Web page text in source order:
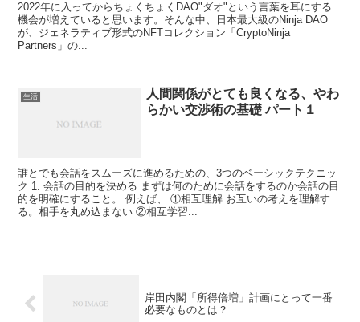
2022年に入ってからちょくちょくDAO"ダオ"という言葉を耳にする
機会が増えていると思います。そんな中、日本最大級のNinja DAO
が、ジェネラティブ形式のNFTコレクション「CryptoNinja
Partners」の...
生活
人間関係がとても良くなる、やわ
らかい交渉術の基礎 パート１
誰とでも会話をスムーズに進めるための、3つのベーシックテクニッ
ク 1. 会話の目的を決める まずは何のために会話をするのか会話の目
的を明確にすること。 例えば、 ①相互理解 お互いの考えを理解す
る。相手を丸め込まない ②相互学習...
岸田内閣「所得倍増」計画にとって一番
必要なものとは？